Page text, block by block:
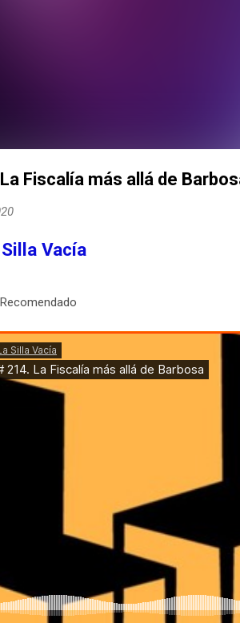
Fiscalía más allá de
Vacía